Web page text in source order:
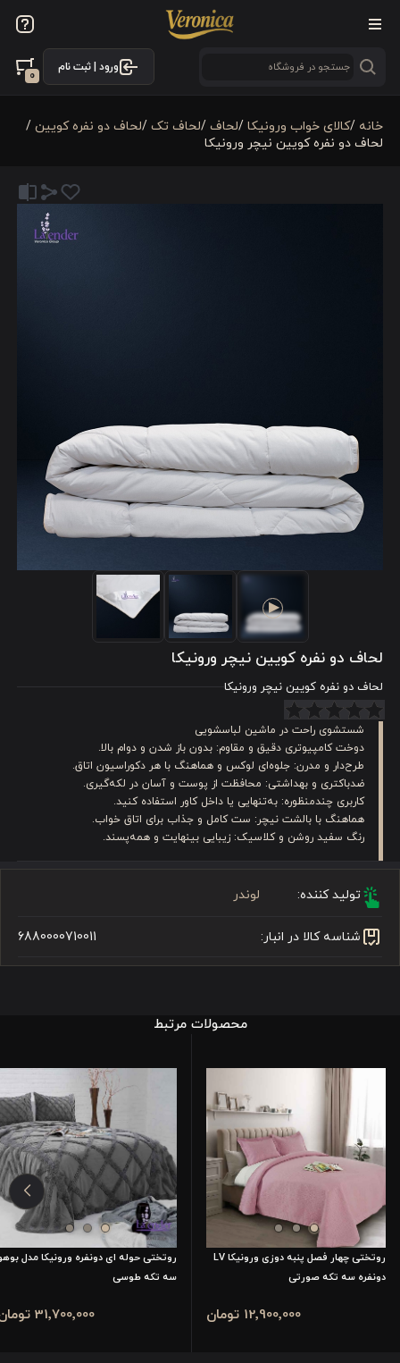
ورود | ثبت نام
0
خانه /کالای خواب ورونیکا /لحاف /لحاف تک /لحاف دو نفره کویین /
لحاف دو نفره کویین نیچر ورونیکا
لحاف دو نفره کویین نیچر ورونیکا
لحاف دو نفره کویین نیچر ورونیکا
شستشوی راحت در ماشین لباسشویی
دوخت کامپیوتری دقیق و مقاوم: بدون باز شدن و دوام بالا.
طرح‌دار و مدرن: جلوه‌ای لوکس و هماهنگ با هر دکوراسیون اتاق.
ضدباکتری و بهداشتی: محافظت از پوست و آسان در لکه‌گیری.
کاربری چندمنظوره: به‌تنهایی یا داخل کاور استفاده کنید.
هماهنگ با بالشت نیچر: ست کامل و جذاب برای اتاق خواب.
رنگ سفید روشن و کلاسیک: زیبایی بینهایت و همه‌پسند.
تولید کننده: لوندر
شناسه کالا در انبار: 6880000710011
محصولات مرتبط
روتختی چهار فصل پنبه دوزی ورونیکا LV
دونفره سه تکه صورتی
12٬900٬000 تومان
روتختی حوله ای دونفره ورونیکا مدل
سه تکه طوسی
31٬700٬000 تومان